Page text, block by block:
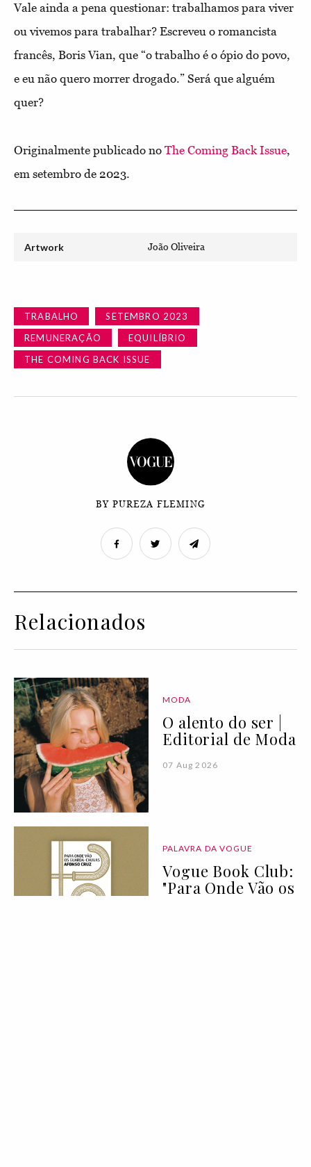
Vale ainda a pena questionar: trabalhamos para viver
ou vivemos para trabalhar? Escreveu o romancista
francês, Boris Vian, que “o trabalho é o ópio do povo,
e eu não quero morrer drogado.” Será que alguém
quer?
Originalmente publicado no The Coming Back Issue,
em setembro de 2023.
Artwork João Oliveira
TRABALHO
SETEMBRO 2023
REMUNERAÇÃO
EQUILÍBRIO
THE COMING BACK ISSUE
BY PUREZA FLEMING
Relacionados
MODA
O alento do ser |
Editorial de Moda
07 Aug 2026
PALAVRA DA VOGUE
Vogue Book Club:
"Para Onde Vão os